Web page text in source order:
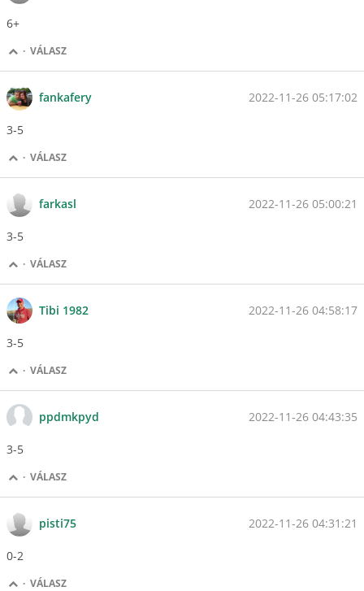
6+
· VÁLASZ
fankafery 2022-11-26 05:17:02
3-5
· VÁLASZ
farkasl 2022-11-26 05:00:21
3-5
· VÁLASZ
Tibi 1982 2022-11-26 04:58:17
3-5
· VÁLASZ
ppdmkpyd 2022-11-26 04:43:35
3-5
· VÁLASZ
pisti75 2022-11-26 04:31:21
0-2
· VÁLASZ